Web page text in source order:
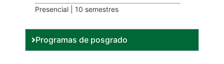
Presencial | 10 semestres
Programas de posgrado